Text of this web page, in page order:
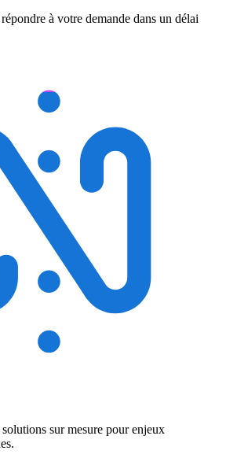
à votre demande dans un délai
sur mesure pour enjeux